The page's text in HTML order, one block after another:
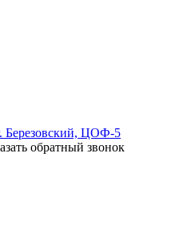
Березовский, ЦОФ-5
обратный звонок